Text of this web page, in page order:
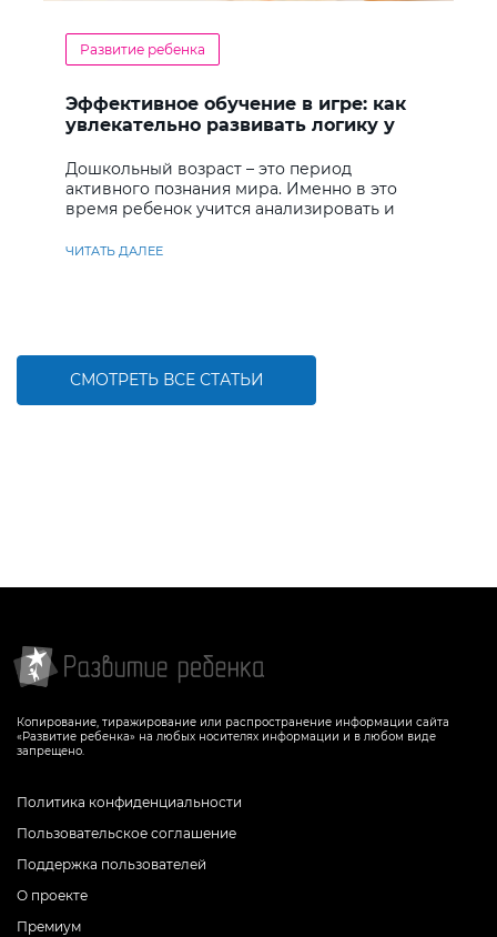
Развитие ребенка
Эффективное обучение в игре: как
увлекательно развивать логику у
Дошкольный возраст – это период
активного познания мира. Именно в это
время ребенок учится анализировать и
ЧИТАТЬ ДАЛЕЕ
СМОТРЕТЬ ВСЕ СТАТЬИ
Копирование, тиражирование или распространение информации сайта
«Развитие ребенка» на любых носителях информации и в любом виде
запрещено.
Политика конфиденциальности
Пользовательское соглашение
Поддержка пользователей
О проекте
Премиум